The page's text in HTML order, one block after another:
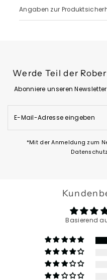
Angaben zur
Werde Teil der
Abonniere unseren
Mail-
Adresse
*Mit der Anmeldung zum
Basierend